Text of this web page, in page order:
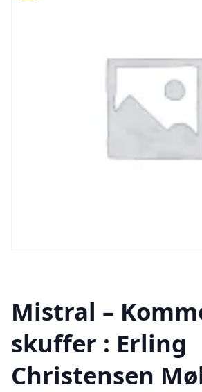
Mistral –
skuffer : Erling
Christensen